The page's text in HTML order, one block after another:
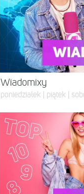
Wiadomixy
poniedziałek | piątek |